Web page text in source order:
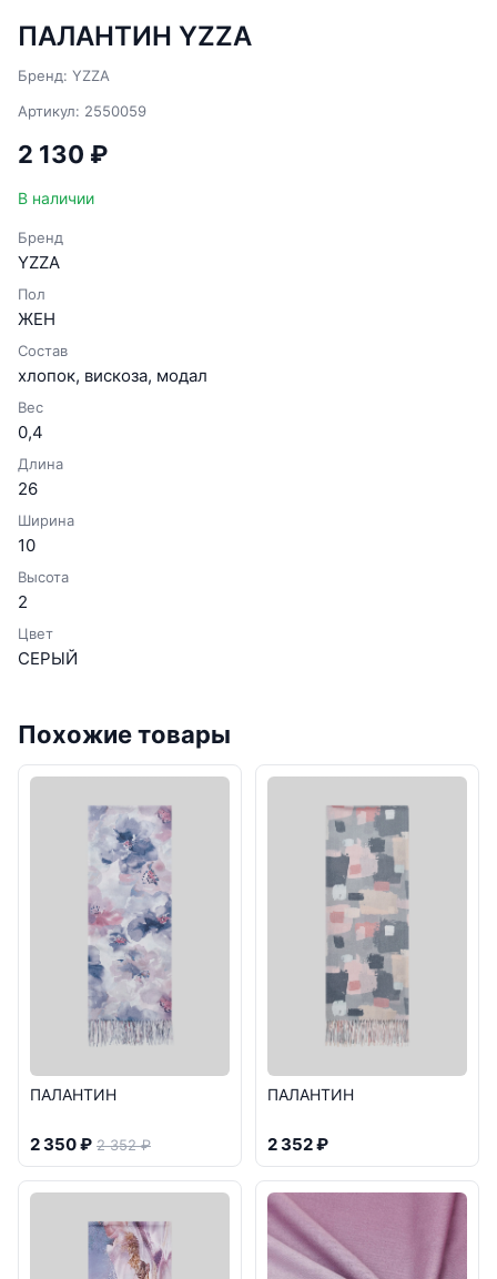
ПАЛАНТИН YZZA
Бренд: YZZA
Артикул: 2550059
2 130 ₽
В наличии
Бренд
YZZA
Пол
ЖЕН
Состав
хлопок, вискоза, модал
Вес
0,4
Длина
26
Ширина
10
Высота
2
Цвет
СЕРЫЙ
Похожие товары
ПАЛАНТИН
2 350 ₽ 2 352 ₽
ПАЛАНТИН
2 352 ₽